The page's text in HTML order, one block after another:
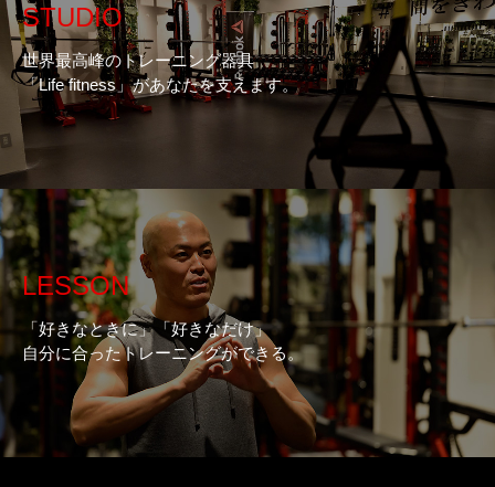
STUDIO
世界最高峰のトレーニング器具
「Life fitness」があなたを支えます。
LESSON
「好きなときに」「好きなだけ」
自分に合ったトレーニングができる。